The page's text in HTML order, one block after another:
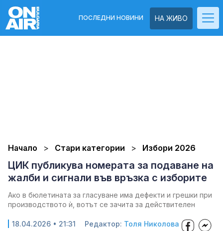
НА ЖИВО
ПОСЛЕДНИ НОВИНИ
Начало Стари категории Избори 2026
ЦИК публикува номерата за подаване на
жалби и сигнали във връзка с изборите
Ако в бюлетината за гласуване има дефекти и грешки при
производството ѝ, вотът се зачита за действителен
18.04.2026 • 21:31 Редактор: Толя Николова